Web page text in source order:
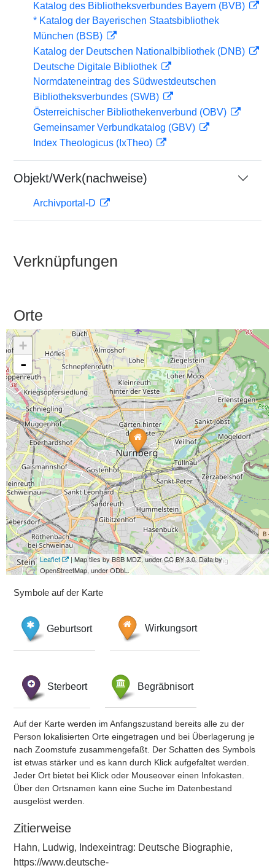
Katalog des Bibliotheksverbundes Bayern (BVB)
* Katalog der Bayerischen Staatsbibliothek
München (BSB)
Katalog der Deutschen Nationalbibliothek (DNB)
Deutsche Digitale Bibliothek
Normdateneintrag des Südwestdeutschen
Bibliotheksverbundes (SWB)
Österreichischer Bibliothekenverbund (OBV)
Gemeinsamer Verbundkatalog (GBV)
Index Theologicus (IxTheo)
Objekt/Werk(nachweise)
Archivportal-D
Verknüpfungen
Orte
+
-
Leaflet
| Map tiles by BSB MDZ, under CC BY 3.0. Data by
OpenStreetMap, under ODbL.
Symbole auf der Karte
Geburtsort Wirkungsort
Sterbeort Begräbnisort
Auf der Karte werden im Anfangszustand bereits alle zu der
Person lokalisierten Orte eingetragen und bei Überlagerung je
nach Zoomstufe zusammengefaßt. Der Schatten des Symbols
ist etwas stärker und es kann durch Klick aufgefaltet werden.
Jeder Ort bietet bei Klick oder Mouseover einen Infokasten.
Über den Ortsnamen kann eine Suche im Datenbestand
ausgelöst werden.
Zitierweise
Hahn, Ludwig, Indexeintrag: Deutsche Biographie,
https://www.deutsche-